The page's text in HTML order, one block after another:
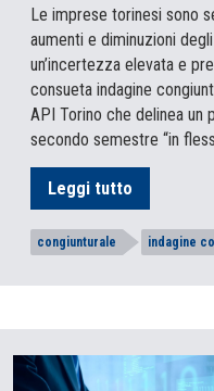
Le imprese torinesi sono
aumenti e diminuzioni
un’incertezza elevata e
consueta indagine
API Torino che delinea un
secondo semestre “in
Leggi tutto
congiunturale indagine